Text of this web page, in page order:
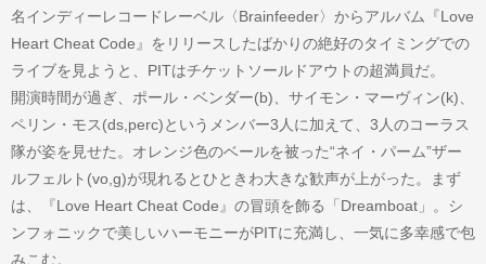
名インディーレコードレーベル〈Brainfeeder〉からアルバム『Love
Heart Cheat Code』をリリースしたばかりの絶好のタイミングでの
ライブを見ようと、PITはチケットソールドアウトの超満員だ。
開演時間が過ぎ、ポール・ベンダー(b)、サイモン・マーヴィン(k)、
ペリン・モス(ds,perc)というメンバー3人に加えて、3人のコーラス
隊が姿を見せた。オレンジ色のベールを被った“ネイ・パーム”ザー
ルフェルト(vo,g)が現れるとひときわ大きな歓声が上がった。まず
は、『Love Heart Cheat Code』の冒頭を飾る「Dreamboat」。シ
ンフォニックで美しいハーモニーがPITに充満し、一気に多幸感で包
みこむ。